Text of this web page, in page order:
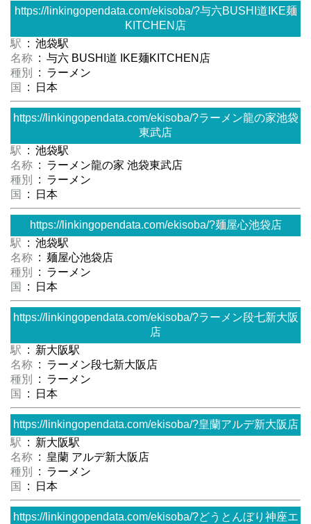
https://linkingopendata.com/ekisoba/?与六BUSHI道IKE麺
KITCHEN店
駅 : 池袋駅
名称 : 与六 BUSHI道 IKE麺KITCHEN店
種別
: ラーメン
国
: 日本
https://linkingopendata.com/ekisoba/?ラーメン龍の家池袋
東武店
駅 : 池袋駅
名称 : ラーメン龍の家 池袋東武店
種別
: ラーメン
国
: 日本
https://linkingopendata.com/ekisoba/?麺屋心池袋店
駅 : 池袋駅
名称 : 麺屋心池袋店
種別
: ラーメン
国
: 日本
https://linkingopendata.com/ekisoba/?ラーメン段七新大阪
店
駅 : 新大阪駅
名称 : ラーメン段七新大阪店
種別
: ラーメン
国
: 日本
https://linkingopendata.com/ekisoba/?皇蘭アルデ新大阪店
駅 : 新大阪駅
名称 : 皇蘭 アルデ新大阪店
種別
: ラーメン
国
: 日本
https://linkingopendata.com/ekisoba/?どうとんぼり神座エ